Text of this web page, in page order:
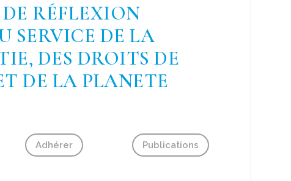
RÉFLEXION
SERVICE DE LA
DES DROITS DE
DE LA PLANETE
Adhérer Publications